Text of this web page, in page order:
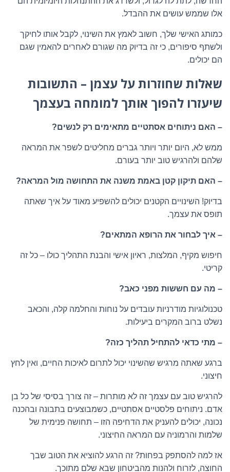
אלו שממש עושים את ההבדל.
כמותג האישי שלך, חשוב לאמץ את השינוי, לקבל אותו לחיקך
ולשתף סיפורים, כי זה בדיוק מה שגורם לאחרים להאמין שגם
הם יכולים.
שאלות שחוזרות על עצמן – התשובות
שיעזרו להפוך אותך למומחה בעצמך
– האם ניתוחים אסתטיים מתאימים רק לנשים?
ממש לא, היום יותר ויותר גברים מחליטים לשפר את המראה
שלהם ולהרגיש טוב יותר בעורם.
– האם תיקון קטן באמת משנה את התחושה מול המראה?
בדיוק! השינויים הקטנים יכולים להשפיע מאוד על איך שאתה
תופס את עצמך.
– איך לבחור את הרופא המתאים?
חיפוש מקיף, המלצות, ראיון אישי והבנת התהליך כולו – כל זה
קריטי.
– מה עם חששות מפני כאב?
טכנולוגיות מודרניות עובדים על נוחות והחלמה קלה, והכאב
נשלט ברוב המקרים ביעילות.
– מתי כדאי להתחיל תהליך כזה?
ברגע שאתה מרגיש שהשינוי יכול לתרום לאיכות החיים, ואין לחץ
חיצוני.
להרגיש טוב עם עצמך זה לא מותרות – זה צורך בסיסי של כל בן
אדם. ניתוחים פלסטיים אסתטיים, כשמבוצעים בתבונה ובהכנה
נכונה, יכולים להעניק את הדחיפה הזו – תחושה פנימית של
שלמות והרמוניה עם המראה החיצוני.
אז למה להסתפק בפחות? זה הרגע להוציא את הטוב שבך
החוצה, לזרוח ולהנות מהביטחון שבא שלם מתוכך.